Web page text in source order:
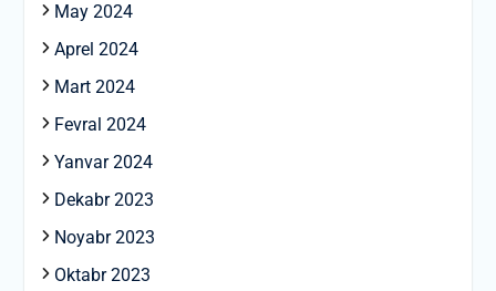
May 2024
Aprel 2024
Mart 2024
Fevral 2024
Yanvar 2024
Dekabr 2023
Noyabr 2023
Oktabr 2023